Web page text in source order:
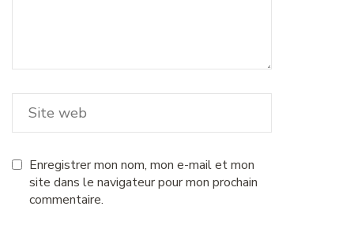
Enregistrer mon nom, mon e-mail et mon
site dans le navigateur pour mon prochain
commentaire.